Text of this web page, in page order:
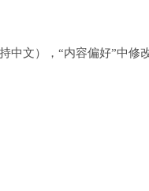
中文），“内容偏好”中修